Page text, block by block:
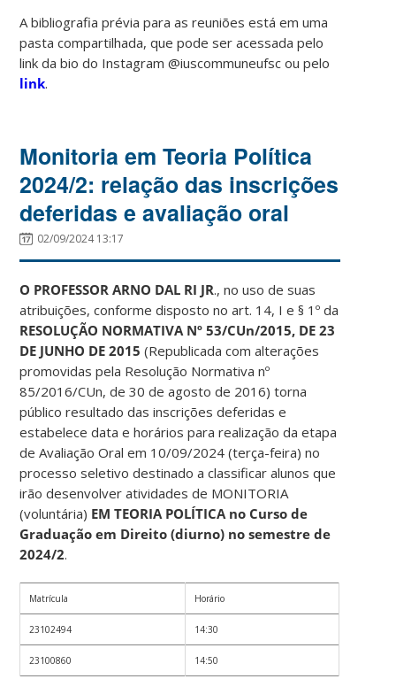
A bibliografia prévia para as reuniões está em uma
pasta compartilhada, que pode ser acessada pelo
link da bio do Instagram @iuscommuneufsc ou pelo
link.
Monitoria em Teoria Política
2024/2: relação das inscrições
deferidas e avaliação oral
02/09/2024 13:17
O PROFESSOR ARNO DAL RI JR., no uso de suas
atribuições, conforme disposto no art. 14, I e § 1º da
RESOLUÇÃO NORMATIVA Nº 53/CUn/2015, DE 23
DE JUNHO DE 2015 (Republicada com alterações
promovidas pela Resolução Normativa nº
85/2016/CUn, de 30 de agosto de 2016) torna
público resultado das inscrições deferidas e
estabelece data e horários para realização da etapa
de Avaliação Oral em 10/09/2024 (terça-feira) no
processo seletivo destinado a classificar alunos que
irão desenvolver atividades de MONITORIA
(voluntária) EM TEORIA POLÍTICA no Curso de
Graduação em Direito (diurno) no semestre de
2024/2.
Matrícula Horário
23102494 14:30
23100860 14:50